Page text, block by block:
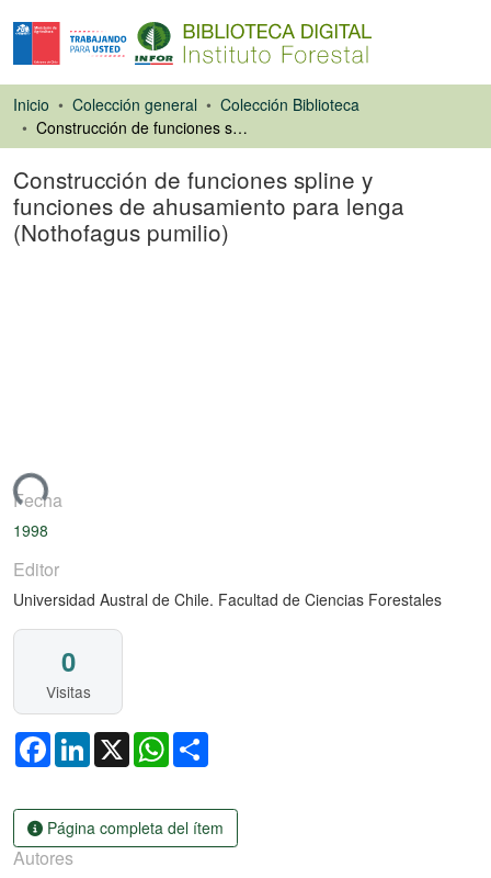
Inicio Colección general
Colección Biblioteca
Construcción de funciones spline y funciones de ahusamiento para lenga (Nothofagus pumilio)
Construcción de funciones spline y
funciones de ahusamiento para lenga
(Nothofagus pumilio)
Fecha
1998
Editor
Universidad Austral de Chile. Facultad de Ciencias Forestales
0
Visitas
FacebookLinkedIn
X WhatsApp
Página completa del ítem
Autores